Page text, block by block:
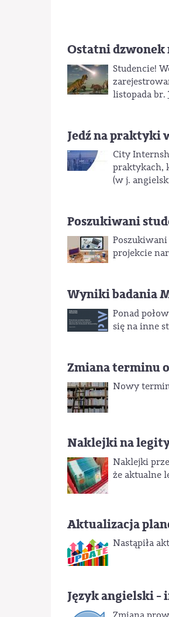
Ostatni dzwonek
Studencie!
listopada br.
Jedź na praktyki
City
praktykach,
(w j.
Poszukiwani
projekcie
Wyniki badania
Ponad
się na inne
Zmiana terminu
Nowy termin
Naklejki na
Naklejki
że aktualne
Aktualizacja
Nastąpiła
Język angielski -